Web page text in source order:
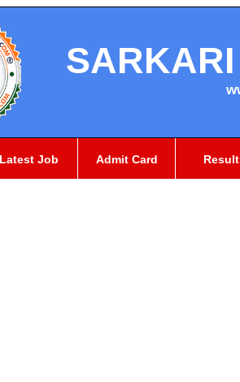
Latest Job Admit Card